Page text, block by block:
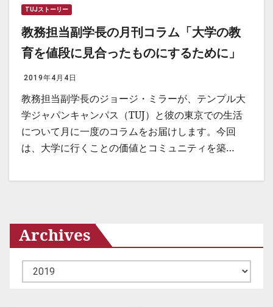
TUJストーリー
教務担当副学長の月刊コラム「大学の教
育を値段に見合ったものにするために」
2019年4月4日
教務担当副学長のジョージ・ミラーが、テンプル大
学ジャパンキャンパス（TUJ）と彼の東京での生活
について月に一度のコラムをお届けします。今回
は、大学に行くことの価値とコミュニティを築…
Archives
ー